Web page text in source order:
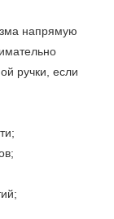
напрямую
ручки, если